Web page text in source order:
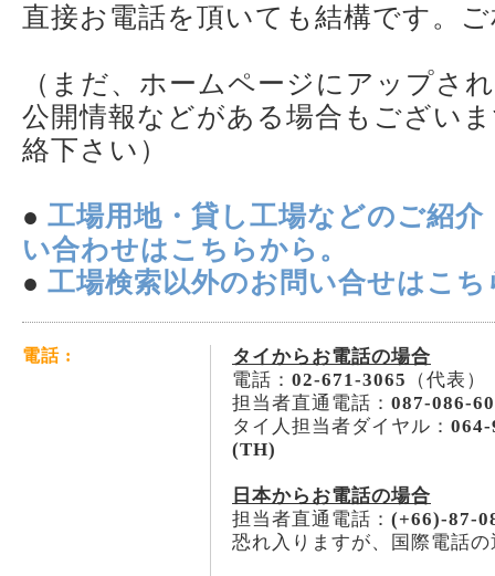
直接お電話を頂いても結構です。
（まだ、ホームページにアップさ
公開情報などがある場合もござい
絡下さい）
● 工場用地・貸し工場などのご紹
い合わせはこちらから。
● 工場検索以外のお問い合せはこち
電話 :
タイからお電話の場合
電話： 02-671-3065 （代表）
担当者直通電話： 087-086-
タイ人担当者ダイヤル：
(TH)
日本からお電話の場合
担当者直通電話： (+66)-87-
恐れ入りますが、国際電話